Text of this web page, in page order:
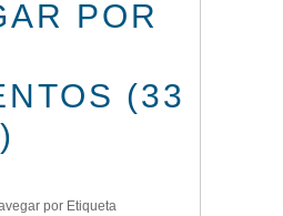
POR
(33
por Etiqueta